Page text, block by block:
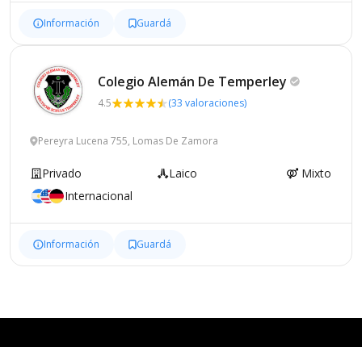
Información Guardá
Colegio Alemán De Temperley
4.5 (33 valoraciones)
Pereyra Lucena 755, Lomas De Zamora
Privado Laico
Mixto
Internacional
Información Guardá